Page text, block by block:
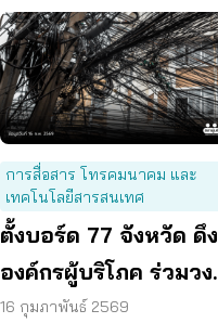
การสื่อสาร โทรคมนาคม และ
เทคโนโลยีสารสนเทศ
ตั้งบอร์ด 77 จังหวัด ดึง
องค์กรผู้บริโภค ร่วมวง
ยุติปัญหา สายสื่อสาร
16 กุมภาพันธ์ 2569